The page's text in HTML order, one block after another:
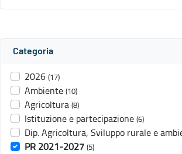
Categoria
2026 (17)
Ambiente (10)
Agricoltura (8)
Istituzione e partecipazione (6)
Dip. Agricoltura, Sviluppo rurale e
PR 2021-2027 (5)